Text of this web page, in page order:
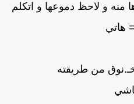
و لاحظ دموعها و اتكلم
من طريقته